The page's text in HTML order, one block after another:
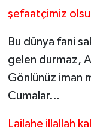
şefaatçimiz
Bu dünya fani
gelen durmaz,
Gönlünüz iman
Cumalar…
Lailahe illallah